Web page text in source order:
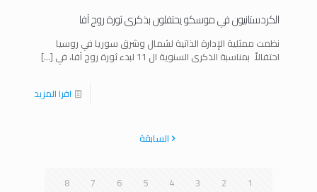
الكردستانيون في موسكو يحتفلون بذكرى ثورة روج آفا
نظمت ممثلية الإدارة الذاتية لشمال وشرق سوريا في روسيا
احتفالاً بمناسبة الذكرى السنوية ال 11 لبدء ثورة روج آفا، في […]
اقرا المزيد
السابقة
1
2
3
4
5
6
7
8